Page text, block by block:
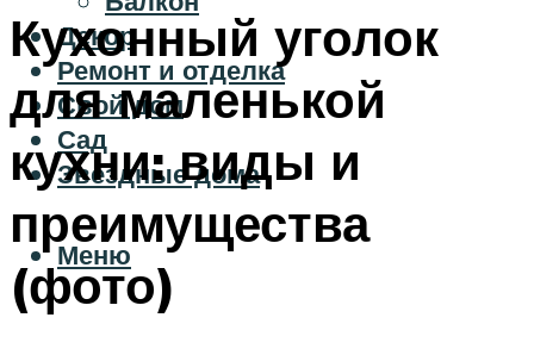
Декор
Ремонт и отделка
Свой дом
Сад
Звездные дома
Меню
Кухонный уголок
для маленькой
кухни: виды и
преимущества
(фото)